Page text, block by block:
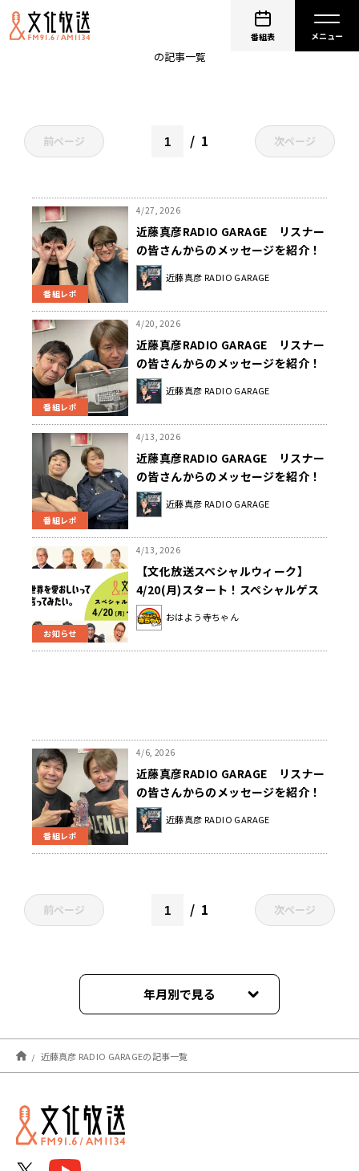
番組表
近藤真彦 RADIO GARAGE
の記事一覧
前ページ 1 次ページ
番組レポ
4/27, 2026
近藤真彦RADIO GARAGE リスナー
の皆さんからのメッセージを紹介！
近藤真彦 RADIO GARAGE
番組レポ
4/20, 2026
近藤真彦RADIO GARAGE リスナー
の皆さんからのメッセージを紹介！
近藤真彦 RADIO GARAGE
番組レポ
4/13, 2026
近藤真彦RADIO GARAGE リスナー
の皆さんからのメッセージを紹介！
近藤真彦 RADIO GARAGE
お知らせ
4/13, 2026
【文化放送スペシャルウィーク】
4/20(月)スタート！スペシャルゲス
ト＆特別企画やプレゼントが満載の
1週間
おはよう寺ちゃん
番組レポ
4/6, 2026
近藤真彦RADIO GARAGE リスナー
の皆さんからのメッセージを紹介！
近藤真彦 RADIO GARAGE
前ページ 1 次ページ
年月別で見る
2026年08月
2026年07月
2026年06月
近藤真彦 RADIO GARAGEの記事一覧